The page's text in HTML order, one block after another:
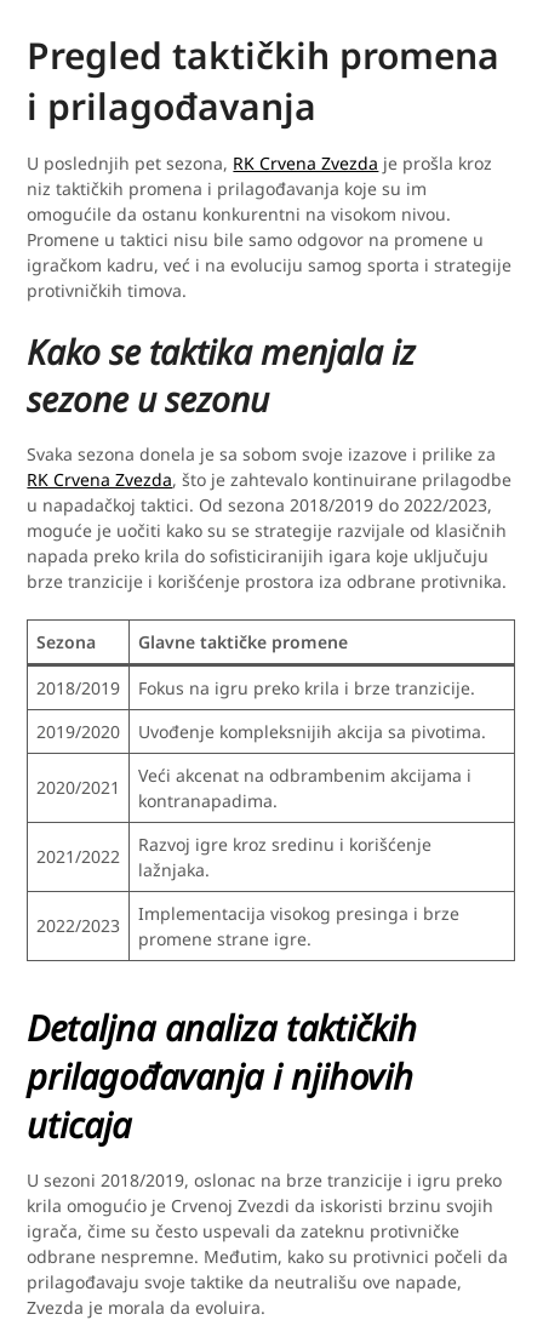
Pregled taktičkih promena
i prilagođavanja
U poslednjih pet sezona, RK Crvena Zvezda je prošla kroz
niz taktičkih promena i prilagođavanja koje su im
omogućile da ostanu konkurentni na visokom nivou.
Promene u taktici nisu bile samo odgovor na promene u
igračkom kadru, već i na evoluciju samog sporta i strategije
protivničkih timova.
Kako se taktika menjala iz
sezone u sezonu
Svaka sezona donela je sa sobom svoje izazove i prilike za
RK Crvena Zvezda, što je zahtevalo kontinuirane prilagodbe
u napadačkoj taktici. Od sezona 2018/2019 do 2022/2023,
moguće je uočiti kako su se strategije razvijale od klasičnih
napada preko krila do sofisticiranijih igara koje uključuju
brze tranzicije i korišćenje prostora iza odbrane protivnika.
Sezona
Glavne taktičke promene
2018/2019
Fokus na igru preko krila i brze tranzicije.
2019/2020
Uvođenje kompleksnijih akcija sa pivotima.
2020/2021
Veći akcenat na odbrambenim akcijama i
kontranapadima.
2021/2022
Razvoj igre kroz sredinu i korišćenje
lažnjaka.
2022/2023
Implementacija visokog presinga i brze
promene strane igre.
Detaljna analiza taktičkih
prilagođavanja i njihovih
uticaja
U sezoni 2018/2019, oslonac na brze tranzicije i igru preko
krila omogućio je Crvenoj Zvezdi da iskoristi brzinu svojih
igrača, čime su često uspevali da zateknu protivničke
odbrane nespremne. Međutim, kako su protivnici počeli da
prilagođavaju svoje taktike da neutrališu ove napade,
Zvezda je morala da evoluira.